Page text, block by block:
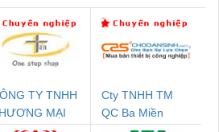
TY TNHH
MẠI
Cty TNHH TM
QC Ba Miền